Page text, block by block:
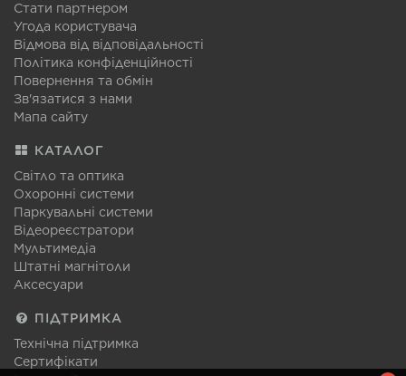
Стати партнером
Угода користувача
Відмова від відповідальності
Політика конфіденційності
Повернення та обмін
Зв'язатися з нами
Мапа сайту
КАТАЛОГ
Світло та оптика
Охоронні системи
Паркувальні системи
Відеореєстратори
Мультимедіа
Штатні магнітоли
Аксесуари
ПІДТРИМКА
Технічна підтримка
Сертифікати